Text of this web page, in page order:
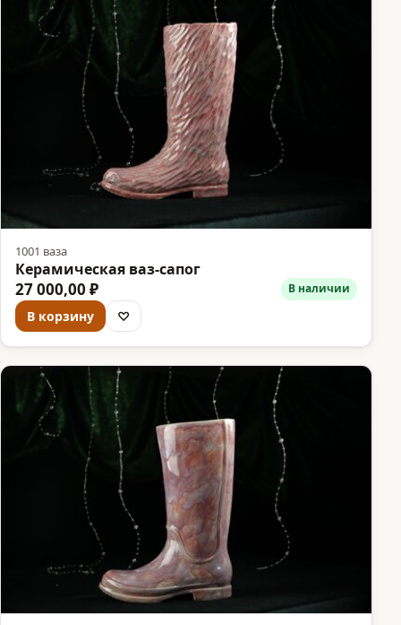
1001 ваза
Керамическая ваз-сапог
27 000,00 ₽ В наличии
В корзину ♡